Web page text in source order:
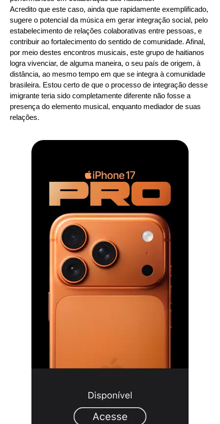
Acredito que este caso, ainda que rapidamente exemplificado,
sugere o potencial da música em gerar integração social, pelo
estabelecimento de relações colaborativas entre pessoas, e
contribuir ao fortalecimento do sentido de comunidade. Afinal,
por meio destes encontros musicais, este grupo de haitianos
logra vivenciar, de alguma maneira, o seu país de origem, à
distância, ao mesmo tempo em que se integra à comunidade
brasileira. Estou certo de que o processo de integração desse
imigrante teria sido completamente diferente não fosse a
presença do elemento musical, enquanto mediador de suas
relações.